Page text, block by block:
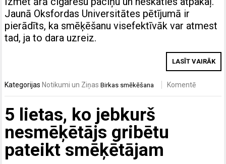
Jaunā Oksfordas Universitātes pētījumā ir
pierādīts, ka smēķēšanu visefektīvāk var atmest
tad, ja to dara uzreiz.
LASĪT VAIRĀK
Kategorijas Notikumi un Ziņas Birkas smēkēšana Komentē
5 lietas, ko jebkurš
nesmēķētājs gribētu
pateikt smēķētājam